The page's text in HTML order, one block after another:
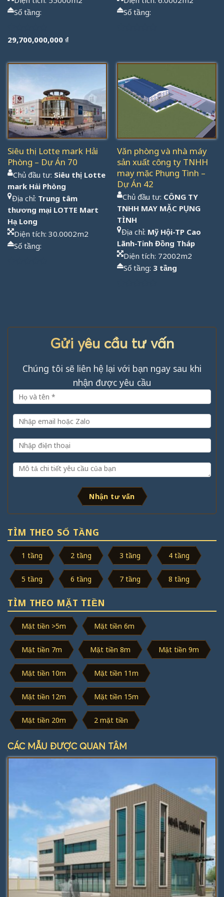
Số tầng:
Được
1.00
29,700,000,000 ₫
Số tầng:
1.00
sao
Siêu thị Lotte mark Hải
Phòng – Dự Án 70
Chủ đầu tư: Siêu thị Lotte
mark Hải Phòng
Địa chỉ: Trung tâm
thương mại LOTTE Mart
Hạ Long
Diện tích: 30.0002m2
Số tầng:
Văn phòng và nhà máy
sản xuất công ty TNHH
may mặc Phụng Tình –
Dự Án 42
Chủ đầu tư: CÔNG TY
TNHH MAY MẶC PỤNG
TÌNH
Địa chỉ: Mỹ Hội-TP Cao
Lãnh-Tỉnh Đồng Tháp
Diện tích: 72002m2
Số tầng: 3 tầng
5
sao
Gửi yêu cầu tư vấn
Chúng tôi sẽ liên hệ lại với bạn ngay sau khi
nhận được yêu cầu
Nhận tư vấn
TÌM THEO SỐ TẦNG
1 tầng 2 tầng 3 tầng 4 tầng
5 tầng 6 tầng 7 tầng 8 tầng
TÌM THEO MẶT TIỀN
Mặt tiền >5m Mặt tiền 6m
Mặt tiền 7m Mặt tiền 8m Mặt tiền 9m
Mặt tiền 10m Mặt tiền 11m
Mặt tiền 12m Mặt tiền 15m
Mặt tiền 20m 2 mặt tiền
CÁC MẪU ĐƯỢC QUAN TÂM